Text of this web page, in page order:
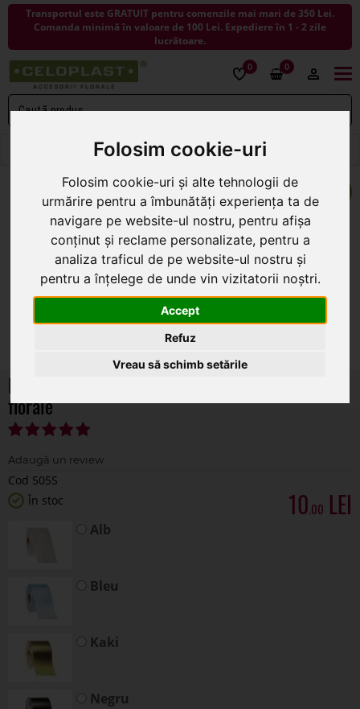
Folosim cookie-uri
Folosim cookie-uri și alte tehnologii de
urmărire pentru a îmbunătăți experiența ta de
navigare pe website-ul nostru, pentru afișa
conținut și reclame personalizate, pentru a
analiza traficul de pe website-ul nostru și
pentru a înțelege de unde vin vizitatorii noștri.
Accept
Refuz
Vreau să schimb setările
Transportul este GRATUIT pentru comenzile mai mari de 350 Lei.
Comanda minimă în valoare de 100 Lei. Expediere în 1 - 2 zile
lucrătoare.
0 0
< ÎNAPOI LA PANGLICI SI ROLE DECORATIVE
Rola polipropilena 5 cm pentru aranjamente
florale
Cod 505S
În stoc
10.00
Alb
Bleu
Kaki
Negru